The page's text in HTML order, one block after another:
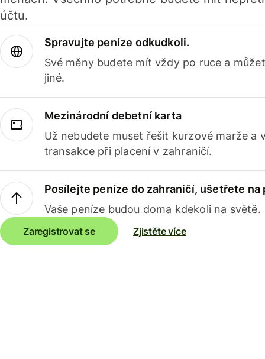
účtu.
Spravujte peníze odkudkoli.
Své měny budete mít vždy po ruce a
jiné.
Mezinárodní debetní karta
Už nebudete muset řešit kurzové marže a
transakce při placení v zahraničí.
Posílejte peníze do zahraničí, ušetřete na
Vaše peníze budou doma kdekoli na světě.
Zaregistrovat se Zjistěte více